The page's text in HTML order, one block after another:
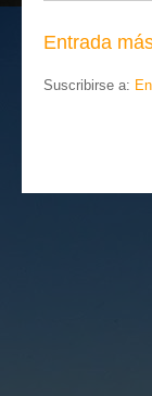
Entrada
Suscribirse a:
.... EL